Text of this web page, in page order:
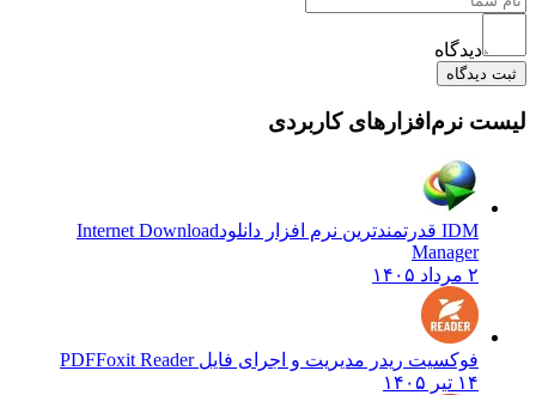
دیدگاه
ثبت دیدگاه
لیست نرم‌افزارهای کاربردی
IDM قدرتمندترین نرم افزار دانلود
Internet Download
Manager
۲ مرداد ۱۴۰۵
فوکسیت ریدر مدیریت و اجرای فایل PDFFoxit Reader
۱۴ تیر ۱۴۰۵